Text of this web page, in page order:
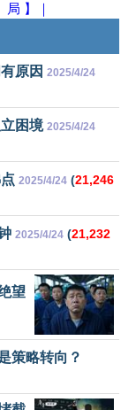
局 】｜
原因 2025/4/24
困境 2025/4/24
2025/4/24 (21,246
2025/4/24 (21,232
望
策略转向？